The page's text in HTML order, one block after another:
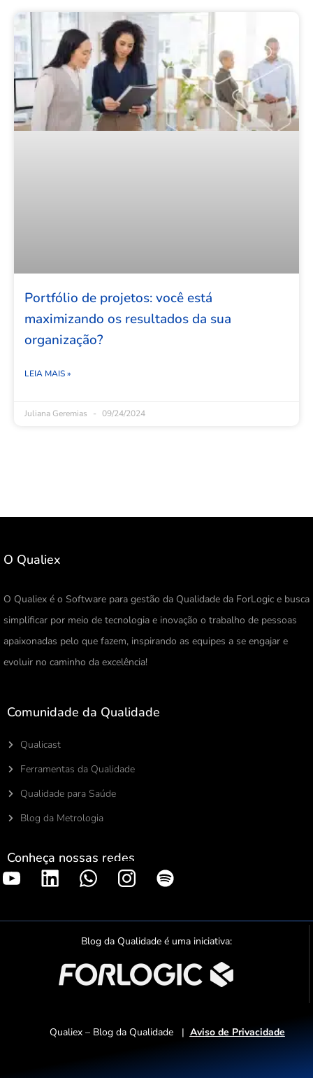
Portfólio de projetos: você está
maximizando os resultados da sua
organização?
LEIA MAIS »
Juliana Geremias 09/24/2024
O Qualiex
O Qualiex é o Software para gestão da Qualidade da ForLogic e busca
simplificar por meio de tecnologia e inovação o trabalho de pessoas
apaixonadas pelo que fazem, inspirando as equipes a se engajar e
evoluir no caminho da excelência!
Comunidade da Qualidade
Qualicast
Ferramentas da Qualidade
Qualidade para Saúde
Blog da Metrologia
Conheça nossas redes
S
o
t
f
y
Blog da Qualidade é uma iniciativa:
Qualiex – Blog da Qualidade | Aviso de Privacidade